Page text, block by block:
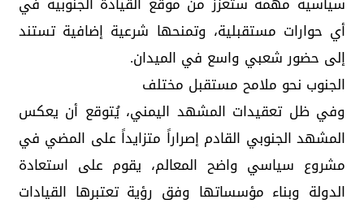
أي حوارات مستقبلية، وتمنحها شرعية إضافية تستند
إلى حضور شعبي واسع في الميدان.
الجنوب نحو ملامح مستقبل مختلف
وفي ظل تعقيدات المشهد اليمني، يُتوقع أن يعكس
المشهد الجنوبي القادم إصراراً متزايداً على المضي في
مشروع سياسي واضح المعالم، يقوم على استعادة
الدولة وبناء مؤسساتها وفق رؤية تعتبرها القيادات